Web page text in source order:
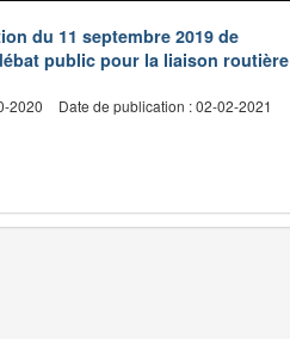
du 11 septembre 2019 de
public pour la liaison routière
2020 Date de publication : 02-02-2021